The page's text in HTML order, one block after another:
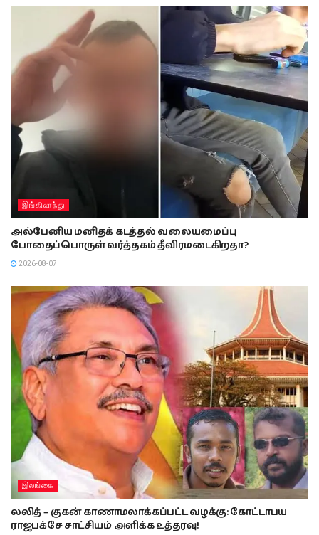
இங்கிலாந்து
அல்பேனிய மனிதக் கடத்தல் வலையமைப்பு
போதைப்பொருள் வர்த்தகம் தீவிரமடைகிறதா?
2026-08-07
இலங்கை
லலித் – குகன் காணாமலாக்கப்பட்ட வழக்கு: கோட்டாபய
ராஜபக்சே சாட்சியம் அளிக்க உத்தரவு!